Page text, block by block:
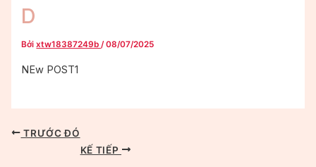
D
Bởixtw18387249b/08/07/2025
NEw POST1
TRƯỚC ĐÓ
KẾ TIẾP